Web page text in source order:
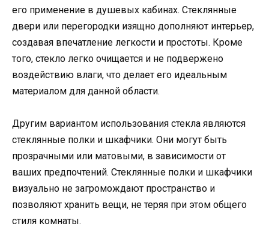
его применение в душевых кабинах. Стеклянные
двери или перегородки изящно дополняют интерьер,
создавая впечатление легкости и простоты. Кроме
того, стекло легко очищается и не подвержено
воздействию влаги, что делает его идеальным
материалом для данной области.
Другим вариантом использования стекла являются
стеклянные полки и шкафчики. Они могут быть
прозрачными или матовыми, в зависимости от
ваших предпочтений. Стеклянные полки и шкафчики
визуально не загромождают пространство и
позволяют хранить вещи, не теряя при этом общего
стиля комнаты.